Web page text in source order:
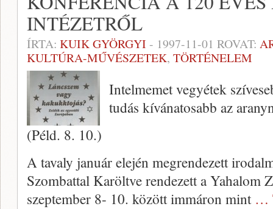
INTÉZETRŐL
ÍRTA: KUIK GYÖRGYI - 1997-11-01 ROVAT:
KULTÚRA-MŰVÉSZETEK, TÖRTÉNELEM
Intelmemet vegyétek
tudás kí­vánatosabb az
(Péld. 8. 10.)
A tavaly január elején megren­dezett
Szombattal Karöltve rendezett a Yahalom
szeptember 8- 10. között immáron mint …